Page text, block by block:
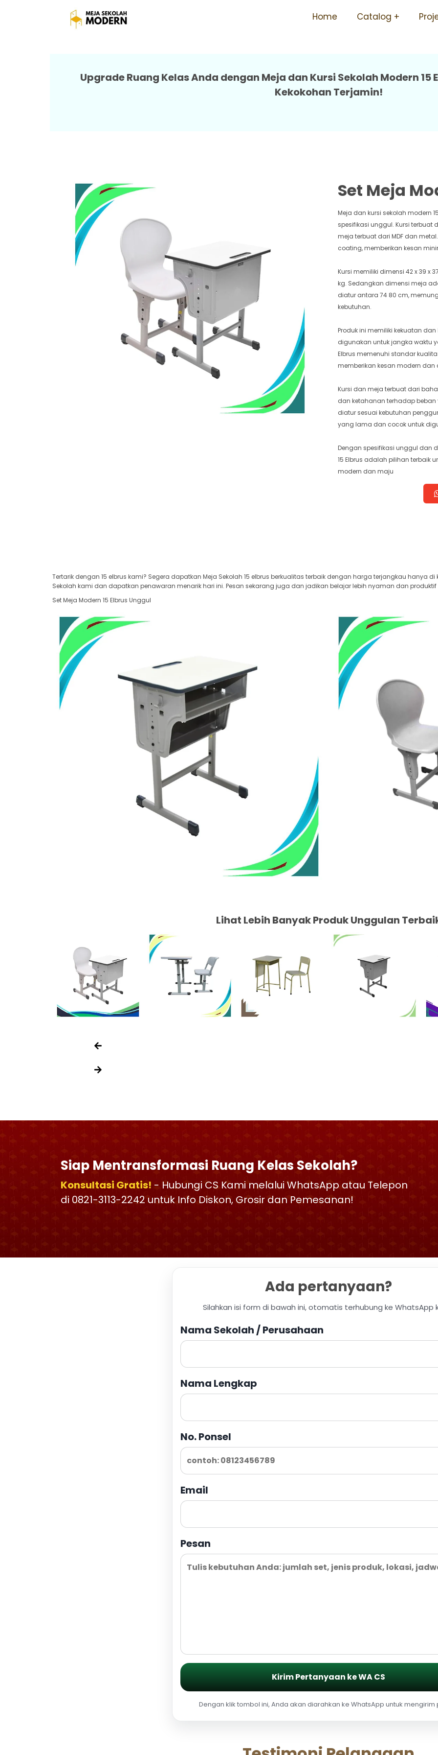
Home Catalog
Meja Sekolah Smp Mudah
Upgrade Ruang Kelas Anda dengan Meja dan Kursi Sekolah Modern 15
Kekokohan Terjamin!
Set Meja
Meja dan kursi sekolah modern
spesifikasi unggul. Kursi
meja terbuat dari MDF dan
coating, memberikan kesan
Kursi memiliki dimensi 42 x 39
kg. Sedangkan dimensi meja
diatur antara 74 80 cm,
kebutuhan.
Produk ini memiliki kekuatan
digunakan untuk jangka waktu
Elbrus memenuhi standar
memberikan kesan modern
Kursi dan meja terbuat dari
dan ketahanan terhadap
diatur sesuai kebutuhan
yang lama dan cocok untuk
Dengan spesifikasi unggul dan
15 Elbrus adalah pilihan terbaik
modern dan maju
Tertarik dengan 15 elbrus kami? Segera dapatkan Meja Sekolah 15 elbrus berkualitas terbaik dengan harga terjangkau hanya
Sekolah kami dan dapatkan penawaran menarik hari ini. Pesan sekarang juga dan jadikan belajar lebih nyaman dan
Set Meja Modern 15 Elbrus Unggul
Lihat Lebih Banyak Produk Unggulan
Siap Mentransformasi Ruang Kelas Sekolah?
Konsultasi Gratis! - Hubungi CS Kami melalui WhatsApp atau Telepon
di 0821-3113-2242 untuk Info Diskon, Grosir dan Pemesanan!
Ada pertanyaan?
Silahkan isi form di bawah ini, otomatis terhubung ke WhatsApp
Nama Sekolah / Perusahaan
Nama Lengkap
No. Ponsel
Email
Pesan
Kirim Pertanyaan ke WA CS
Dengan klik tombol ini, Anda akan diarahkan ke WhatsApp untuk mengirim